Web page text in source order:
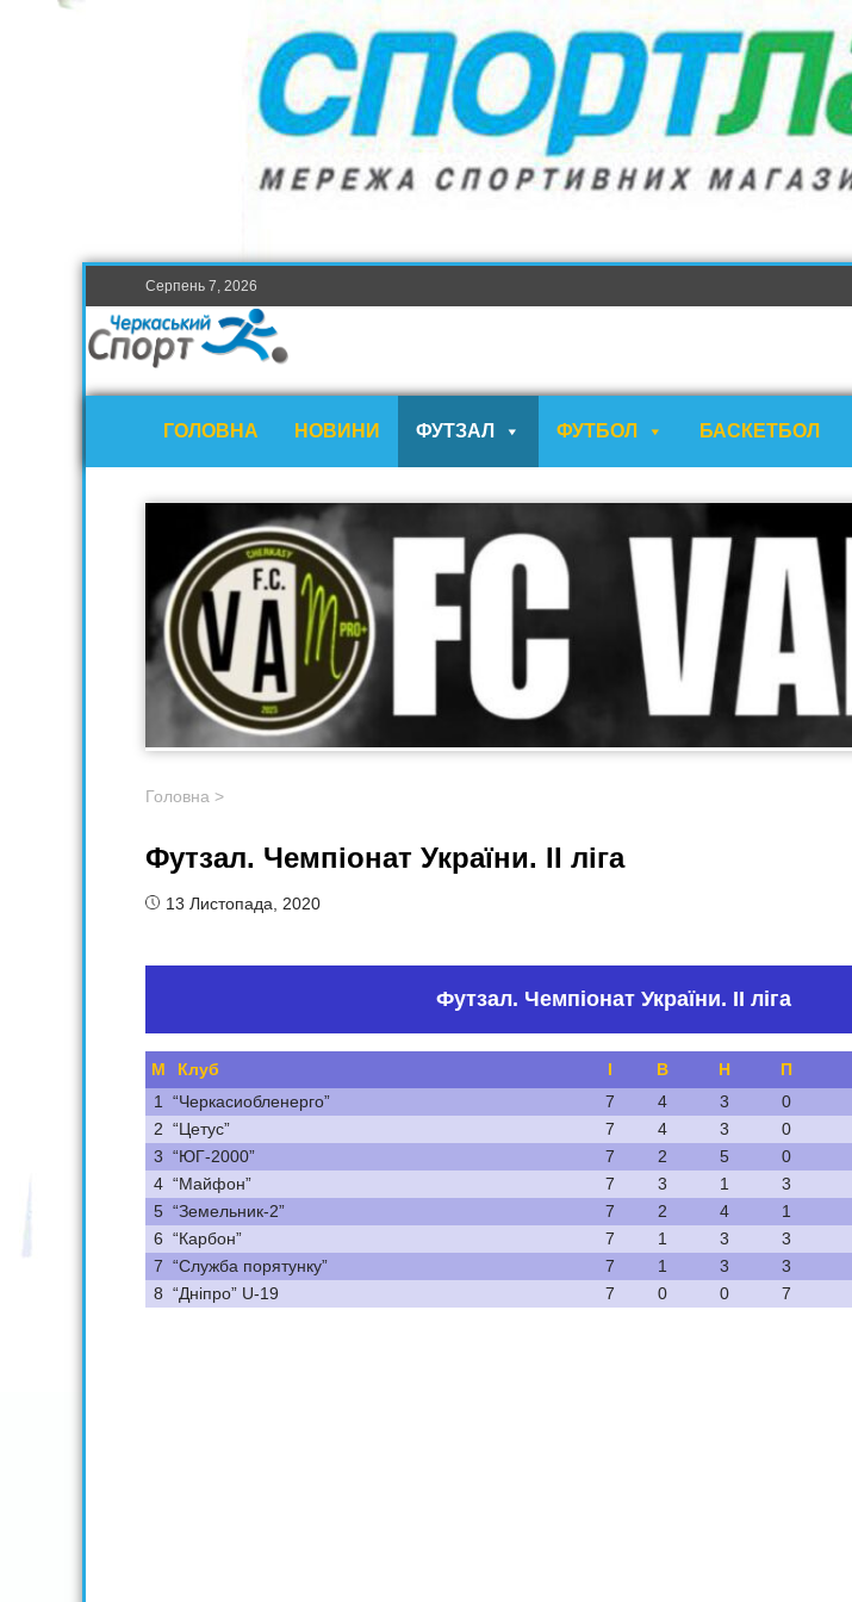
Серпень 7, 2026
ГОЛОВНА НОВИНИ ФУТЗАЛ ФУТБОЛ БАСКЕТБОЛ
Головна >
Футзал. Чемпіонат України. ІІ ліга
13 Листопада, 2020
Футзал. Чемпіонат України. ІІ ліга
М Клуб І В Н П
1 “Черкасиобленерго” 7 4 3 0
2 “Цетус” 7 4 3 0
3 “ЮГ-2000” 7 2 5 0
4 “Майфон” 7 3 1 3
5 “Земельник-2” 7 2 4 1
6 “Карбон” 7 1 3 3
7 “Служба порятунку” 7 1 3 3
8 “Дніпро” U-19 7 0 0 7